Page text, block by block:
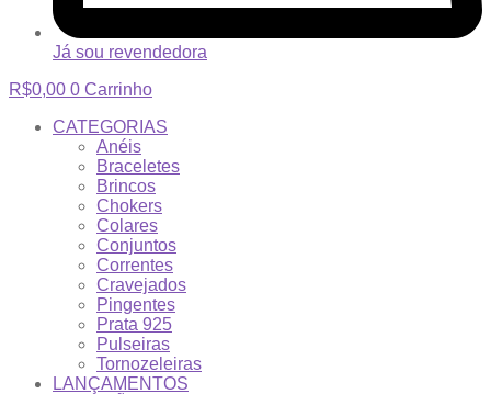
Já sou revendedora
R$0,00 0 Carrinho
CATEGORIAS
Anéis
Braceletes
Brincos
Chokers
Colares
Conjuntos
Correntes
Cravejados
Pingentes
Prata 925
Pulseiras
Tornozeleiras
LANÇAMENTOS